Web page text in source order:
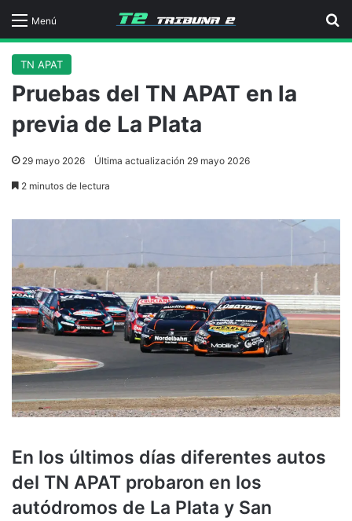
Menú
TN APAT
Pruebas del TN APAT en la
previa de La Plata
29 mayo 2026 Última actualización 29 mayo 2026
2 minutos de lectura
En los últimos días diferentes autos
del TN APAT probaron en los
autódromos de La Plata y San